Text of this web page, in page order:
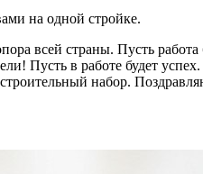
на одной стройке.
всей страны. Пусть работа
Пусть в работе будет
набор.